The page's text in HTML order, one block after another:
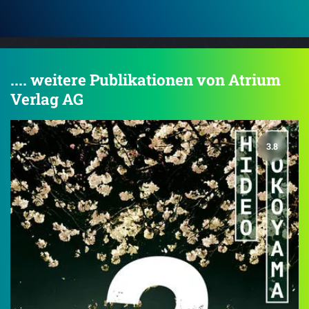
.... weitere Publikationen von Atrium
Verlag AG
3.8